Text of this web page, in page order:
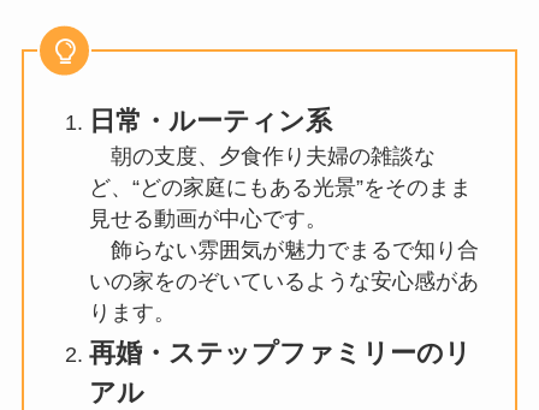
日常・ルーティン系
朝の支度、夕食作り夫婦の雑談な
ど、“どの家庭にもある光景”をそのまま
見せる動画が中心です。
飾らない雰囲気が魅力でまるで知り合
いの家をのぞいているような安心感があ
ります。
再婚・ステップファミリーのリ
アル